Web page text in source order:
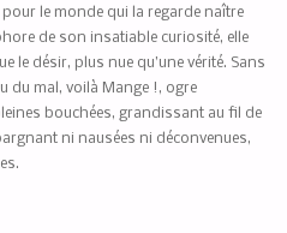
le monde qui la regarde naître
de son insatiable curiosité, elle
le désir, plus nue qu’une vérité. Sans
du mal, voilà Mange !, ogre
bouchées, grandissant au fil de
ni nausées ni déconvenues,